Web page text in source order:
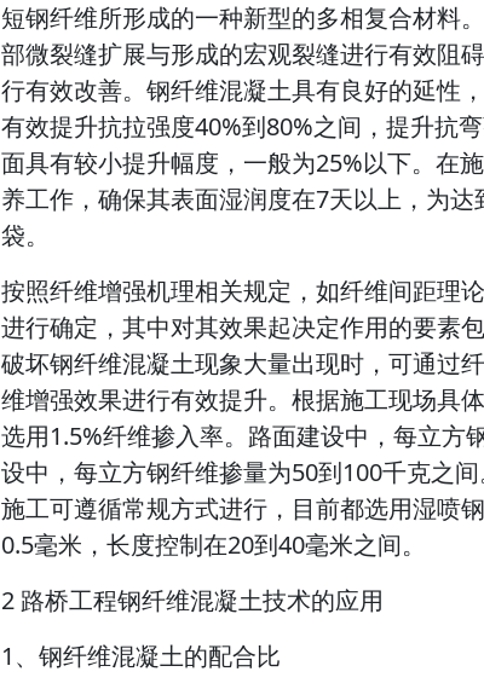
短钢纤维所形成的一种新型的多相复合材料
部微裂缝扩展与形成的宏观裂缝进行有效阻
行有效改善。钢纤维混凝土具有良好的延性
有效提升抗拉强度40%到80%之间，提升抗
面具有较小提升幅度，一般为25%以下。在
养工作，确保其表面湿润度在7天以上，为
袋。
按照纤维增强机理相关规定，如纤维间距理
进行确定，其中对其效果起决定作用的要素
破坏钢纤维混凝土现象大量出现时，可通过
维增强效果进行有效提升。根据施工现场具
选用1.5%纤维掺入率。路面建设中，每立方
设中，每立方钢纤维掺量为50到100千克之
施工可遵循常规方式进行，目前都选用湿喷
0.5毫米，长度控制在20到40毫米之间。
2 路桥工程钢纤维混凝土技术的应用
1、钢纤维混凝土的配合比